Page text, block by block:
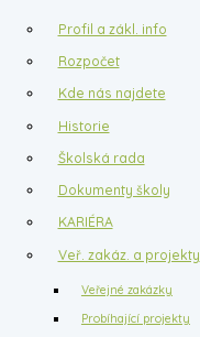
Profil a zákl. info
Rozpočet
Kde nás najdete
Historie
Školská rada
Dokumenty školy
KARIÉRA
Veř. zakáz. a projekty
Veřejné zakázky
Probíhající projekty